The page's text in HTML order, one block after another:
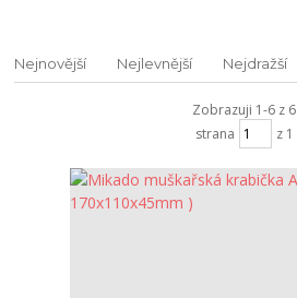
Nejnovější Nejlevnější Nejdražší
Zobrazuji 1-6 z 6
strana
z 1